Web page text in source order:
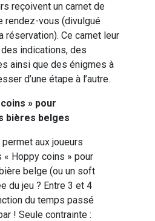
reçoivent un carnet de
rendez-vous (divulgué
réservation). Ce carnet leur
indications, des
ainsi que des énigmes à
d’une étape à l’autre.
» pour
bières belges
aux joueurs
« Hoppy coins » pour
belge (ou un soft
du jeu ? Entre 3 et 4
du temps passé
! Seule contrainte :